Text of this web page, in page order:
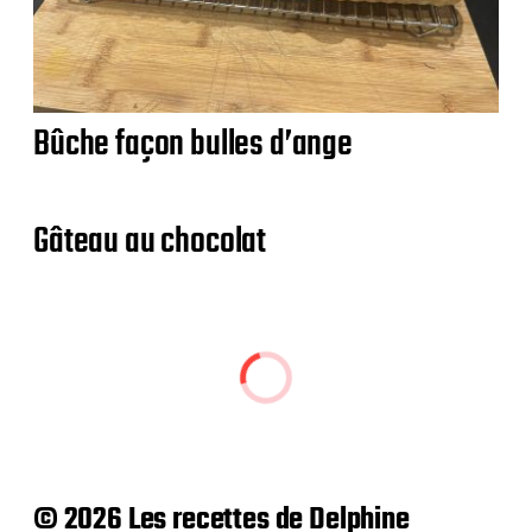
Bûche façon bulles d’ange
Gâteau au chocolat
© 2026 Les recettes de Delphine